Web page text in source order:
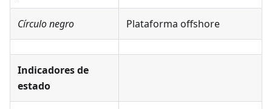
Círculo negro Plataforma offshore
Indicadores de
estado